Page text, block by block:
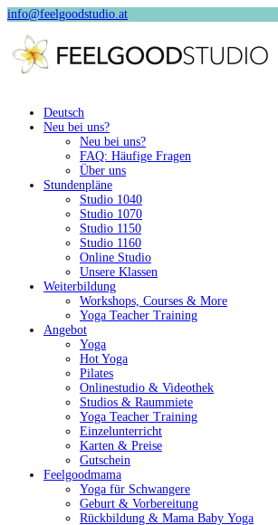
info@feelgoodstudio.at
Deutsch
Neu bei uns?
Neu bei uns?
FAQ: Häufige Fragen
Über uns
Stundenpläne
Studio 1040
Studio 1070
Studio 1150
Studio 1160
Online Studio
Unsere Klassen
Weiterbildung
Workshops, Courses & More
Yoga Teacher Training
Angebot
Yoga
Hot Yoga
Pilates
Onlinestudio & Videothek
Studios & Raummiete
Yoga Teacher Training
Einzelunterricht
Karten & Preise
Gutschein
Feelgoodmama
Yoga für Schwangere
Geburt & Vorbereitung
Rückbildung & Mama Baby Yoga